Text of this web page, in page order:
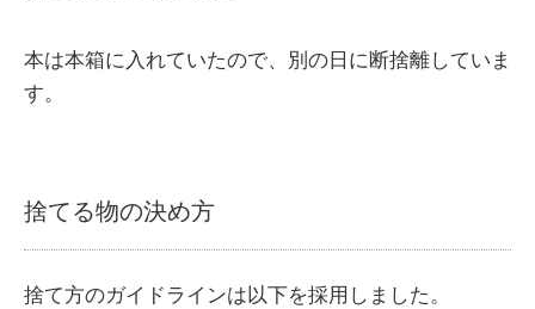
本は本箱に入れていたので、別の日に断捨離していま
す。
捨てる物の決め方
捨て方のガイドラインは以下を採用しました。